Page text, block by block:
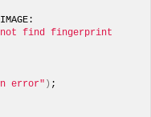
not find fingerprint
error" ) ;